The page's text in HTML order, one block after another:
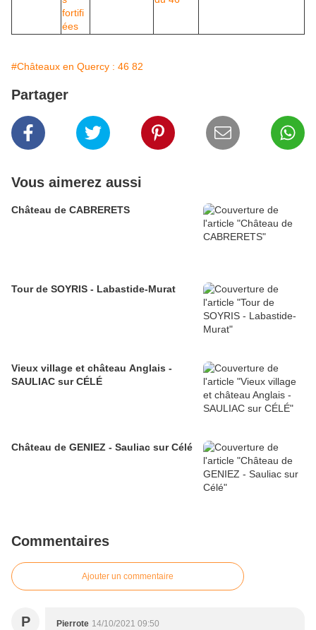
#Châteaux en Quercy : 46 82
Partager
Vous aimerez aussi
Château de CABRERETS
Tour de SOYRIS - Labastide-Murat
Vieux village et château Anglais -
SAULIAC sur CÉLÉ
Château de GENIEZ - Sauliac sur Célé
Commentaires
Ajouter un commentaire
P Pierrote 14/10/2021 09:50